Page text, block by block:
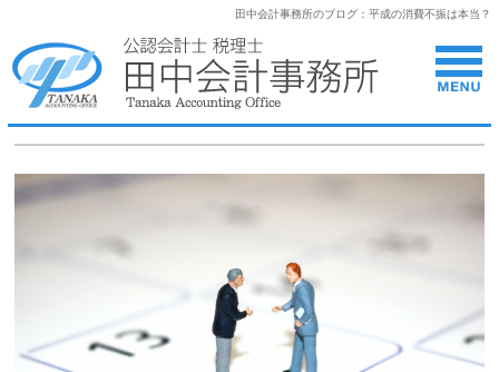
田中会計事務所のブログ：平成の消費不振は本当？